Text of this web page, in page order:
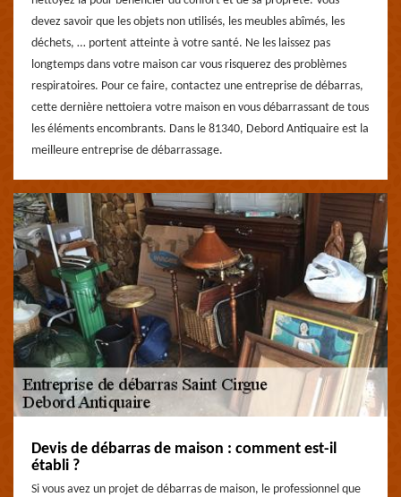
devez savoir que les objets non utilisés, les meubles abîmés, les
déchets, … portent atteinte à votre santé. Ne les laissez pas
longtemps dans votre maison car vous risquerez des problèmes
respiratoires. Pour ce faire, contactez une entreprise de débarras,
cette dernière nettoiera votre maison en vous débarrassant de tous
les éléments encombrants. Dans le 81340, Debord Antiquaire est la
meilleure entreprise de débarrassage.
Devis de débarras de maison : comment est-il
établi ?
Si vous avez un projet de débarras de maison, le professionnel que